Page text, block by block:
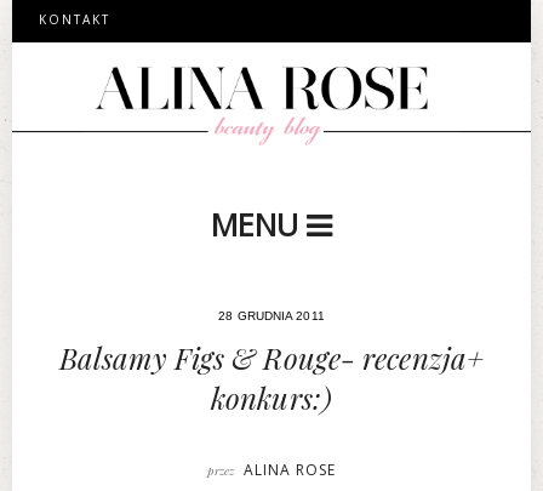
KONTAKT
MENU
28 GRUDNIA 2011
Balsamy Figs & Rouge- recenzja+
konkurs:)
przez ALINA ROSE